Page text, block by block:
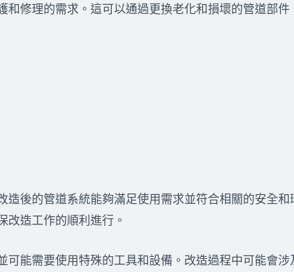
修理的需求。這可以通過更換老化和損壞的管道部件
後的管道系統能夠滿足使用需求並符合相關的安全和
改造工作的順利進行。
能需要使用特殊的工具和設備。改造過程中可能會涉